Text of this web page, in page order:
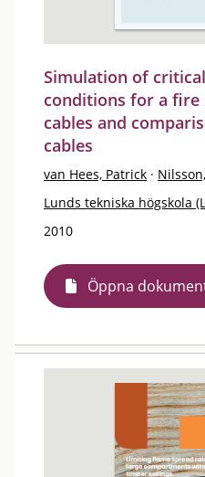
Simulation of
conditions for a fire
cables and
cables
van Hees, Patrick ·
Lunds tekniska högskola
2010
Öppna